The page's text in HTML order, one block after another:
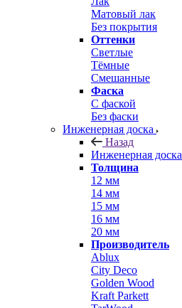
Матовый лак
Без покрытия
Оттенки
Светлые
Тёмные
Смешанные
Фаска
С фаской
Без фаски
Инженерная доска
Назад
Инженерная доска
Толщина
12 мм
14 мм
15 мм
16 мм
20 мм
Производитель
Ablux
City Deco
Golden Wood
Kraft Parkett